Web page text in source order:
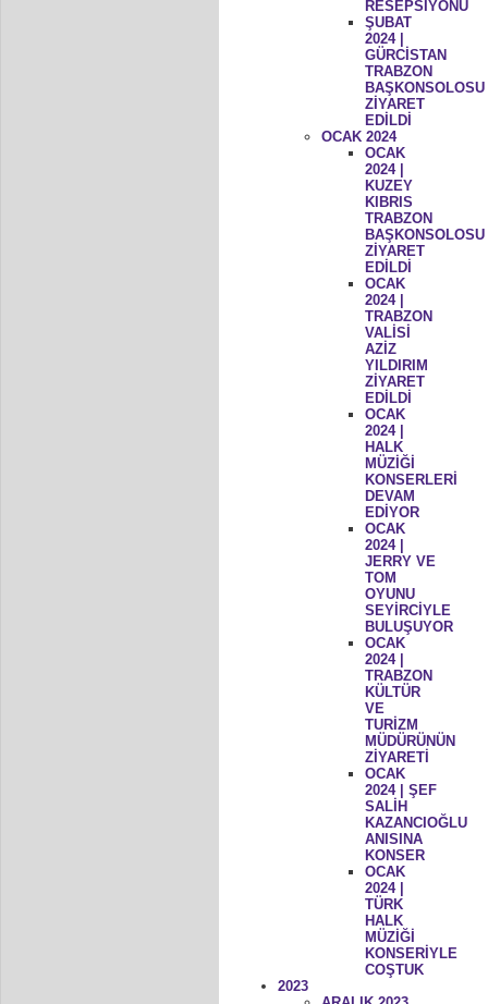
RESEPSİYONU
ŞUBAT
2024 |
GÜRCİSTAN
TRABZON
BAŞKONSOLOSU
ZİYARET
EDİLDİ
OCAK 2024
OCAK
2024 |
KUZEY
KIBRIS
TRABZON
BAŞKONSOLOSU
ZİYARET
EDİLDİ
OCAK
2024 |
TRABZON
VALİSİ
AZİZ
YILDIRIM
ZİYARET
EDİLDİ
OCAK
2024 |
HALK
MÜZİĞİ
KONSERLERİ
DEVAM
EDİYOR
OCAK
2024 |
JERRY VE
TOM
OYUNU
SEYİRCİYLE
BULUŞUYOR
OCAK
2024 |
TRABZON
KÜLTÜR
VE
TURİZM
MÜDÜRÜNÜN
ZİYARETİ
OCAK
2024 | ŞEF
SALİH
KAZANCIOĞLU
ANISINA
KONSER
OCAK
2024 |
TÜRK
HALK
MÜZİĞİ
KONSERİYLE
COŞTUK
2023